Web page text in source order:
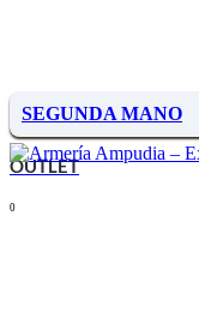
SEGUNDA MANO
OUTLET
0